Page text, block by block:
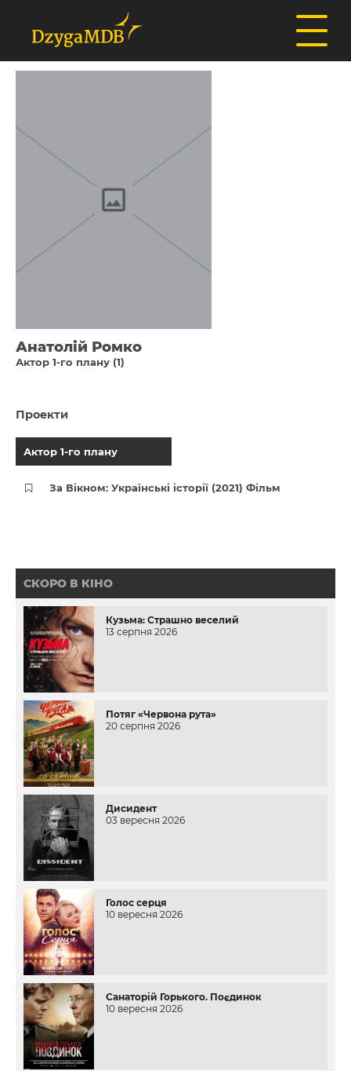
Анатолій Ромко
Актор 1-го плану (1)
Проекти
Актор 1-го плану
За Вікном: Українські історії (2021) Фільм
СКОРО В КІНО
Кузьма: Страшно веселий
13 серпня 2026
Потяг «Червона рута»
20 серпня 2026
Дисидент
03 вересня 2026
Голос серця
10 вересня 2026
Санаторій Горького. Поєдинок
10 вересня 2026